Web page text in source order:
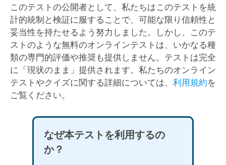
このテストの公開者として、私たちはこのテストを統
計的統制と検証に服することで、可能な限り信頼性と
妥当性を持たせるよう努力しました。しかし、このテ
ストのような無料のオンラインテストは、いかなる種
類の専門的評価や推奨も提供しません。テストは完全
に「現状のまま」提供されます。私たちのオンライン
テストやクイズに関する詳細については、 利用規約を
ご覧ください。
なぜ本テストを利用するの
か？